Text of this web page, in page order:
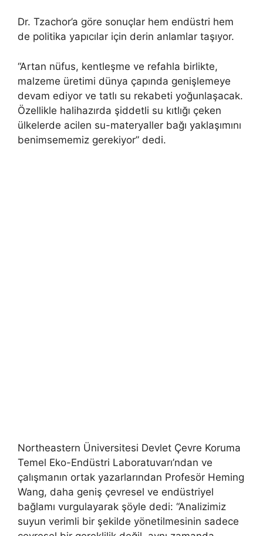
Dr. Tzachor’a göre sonuçlar hem endüstri hem
de politika yapıcılar için derin anlamlar taşıyor.
“Artan nüfus, kentleşme ve refahla birlikte,
malzeme üretimi dünya çapında genişlemeye
devam ediyor ve tatlı su rekabeti yoğunlaşacak.
Özellikle halihazırda şiddetli su kıtlığı çeken
ülkelerde acilen su-materyaller bağı yaklaşımını
benimsememiz gerekiyor” dedi.
Northeastern Üniversitesi Devlet Çevre Koruma
Temel Eko-Endüstri Laboratuvarı’ndan ve
çalışmanın ortak yazarlarından Profesör Heming
Wang, daha geniş çevresel ve endüstriyel
bağlamı vurgulayarak şöyle dedi: “Analizimiz
suyun verimli bir şekilde yönetilmesinin sadece